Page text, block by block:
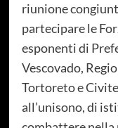
riunione
partecipare le
esponenti di
Vescovado,
Tortoreto e
all’unisono, di